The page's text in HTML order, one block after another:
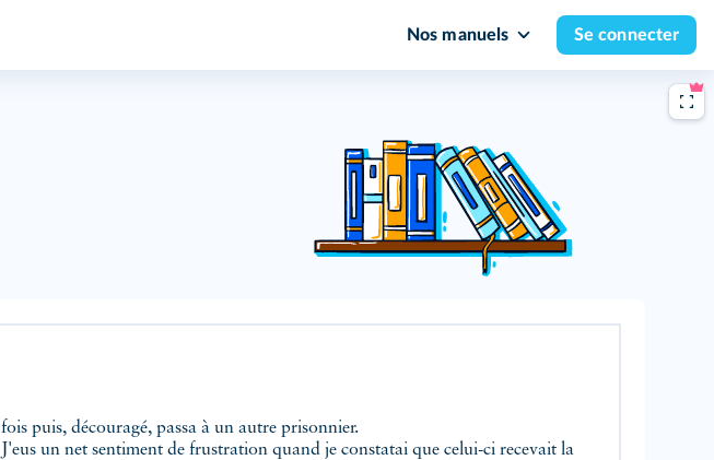
Nos manuels Se connecter
fois puis, découragé, passa à un autre prisonnier.
J'eus un net sentiment de frustration quand je constatai que celui-ci recevait la